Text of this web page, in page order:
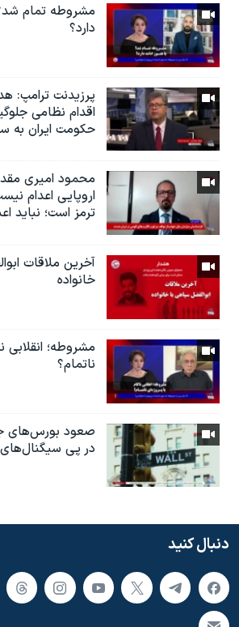
مشروطه تمام شد؟
دارد؟
پرزیدنت ترامپ:
اقدام نظامی
حکومت ایران به
محمود امیری
اروپایی اعدام
ترمز است؛ نباید
آخرین ملاقات
خانواده
مشروطه؛ انقلابى
نا‌تمام؟
صعود بورس‌های
در پی
دنبال کنید